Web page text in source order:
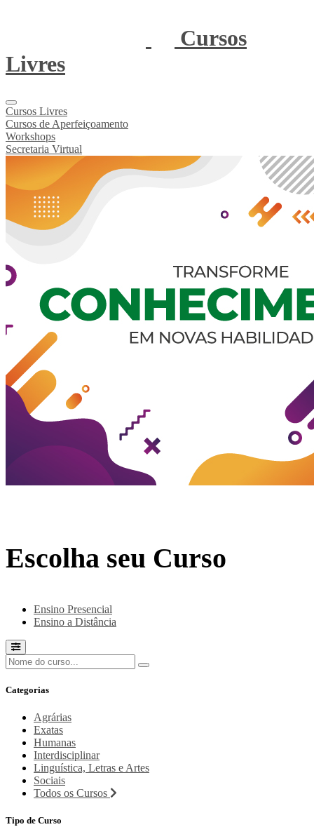
Cursos
Livres
Cursos Livres
Cursos de Aperfeiçoamento
Workshops
Secretaria Virtual
Escolha seu Curso
Ensino Presencial
Ensino a Distância
Categorias
Agrárias
Exatas
Humanas
Interdisciplinar
Linguística, Letras e Artes
Sociais
Todos os Cursos
Tipo de Curso